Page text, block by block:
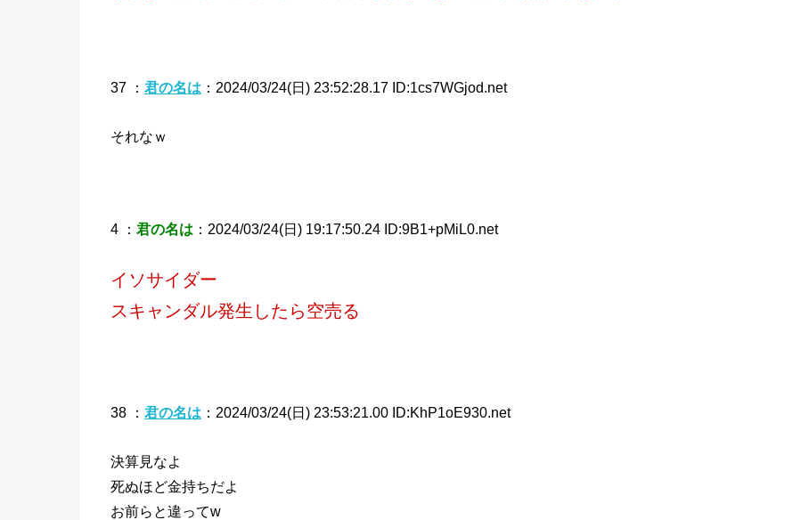
37 ： 君の名は ：2024/03/24(日) 23:52:28.17 ID:1cs7WGjod.net
それなｗ
4 ： 君の名は ：2024/03/24(日) 19:17:50.24 ID:9B1+pMiL0.net
イソサイダー
スキャンダル発生したら空売る
38 ： 君の名は ：2024/03/24(日) 23:53:21.00 ID:KhP1oE930.net
決算見なよ
死ぬほど金持ちだよ
お前らと違ってw